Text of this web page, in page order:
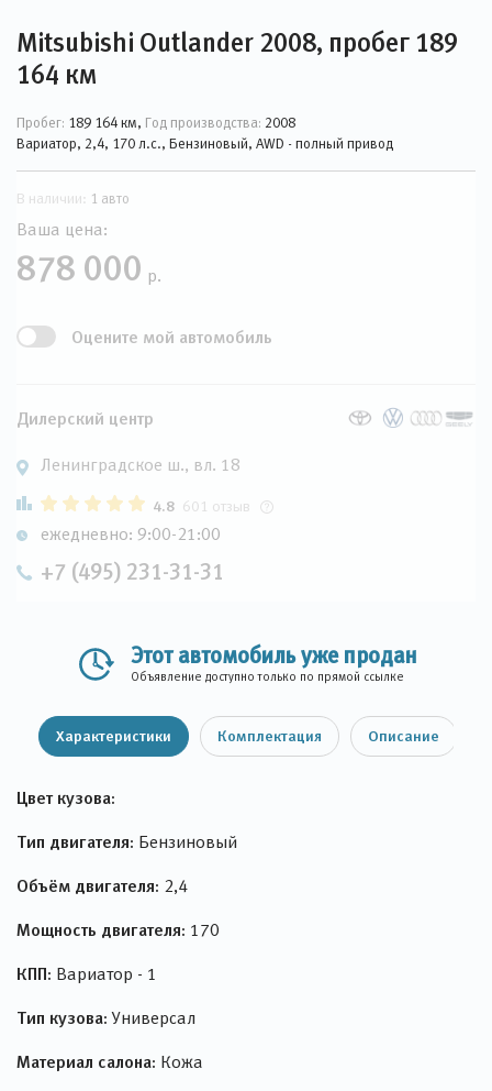
Mitsubishi Outlander 2008, пробег 189
164 км
Пробег: 189 164 км, Год производства: 2008
Вариатор, 2,4, 170 л.с., Бензиновый, AWD - полный привод
В наличии: 1 авто
Ваша цена:
878 000 р.
Оцените мой автомобиль
Дилерский центр
Ленинградское ш., вл. 18
4.8 601 отзыв
ежедневно: 9:00-21:00
+7 (495) 231-31-31
Этот автомобиль уже продан
Объявление доступно только по прямой ссылке
Характеристики Комплектация Описание
Цвет кузова:
Тип двигателя: Бензиновый
Объём двигателя: 2,4
Мощность двигателя: 170
КПП: Вариатор - 1
Тип кузова: Универсал
Материал салона: Кожа